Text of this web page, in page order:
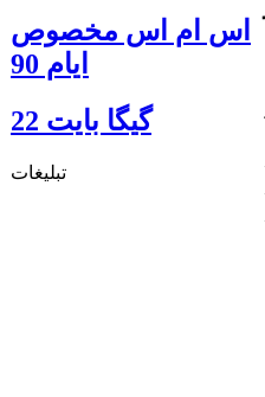
اس ام اس مخصوص
ایام 90
گيگا بايت 22
تبلیغات